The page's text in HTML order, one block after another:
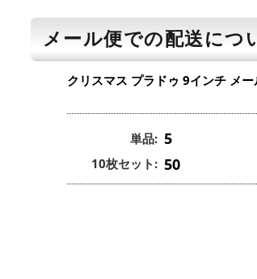
メール便での配送につ
クリスマス プラドゥ 9インチ メ
単品: 5
10枚セット: 50